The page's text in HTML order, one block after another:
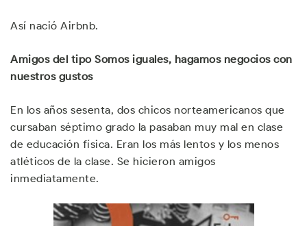
Así nació Airbnb.
Amigos del tipo Somos iguales, hagamos negocios con
nuestros gustos
En los años sesenta, dos chicos norteamericanos que
cursaban séptimo grado la pasaban muy mal en clase
de educación física. Eran los más lentos y los menos
atléticos de la clase. Se hicieron amigos
inmediatamente.